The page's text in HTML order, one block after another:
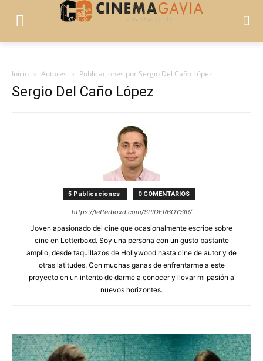
Inicio Autores Publicaciones por Sergio Del Caño López
Sergio Del Caño López
5 Publicaciones 0 COMENTARIOS
https://letterboxd.com/SPIDERBOYSIR/
Joven apasionado del cine que ocasionalmente escribe sobre
cine en Letterboxd. Soy una persona con un gusto bastante
amplio, desde taquillazos de Hollywood hasta cine de autor y de
otras latitudes. Con muchas ganas de enfrentarme a este
proyecto en un intento de darme a conocer y llevar mi pasión a
nuevos horizontes.